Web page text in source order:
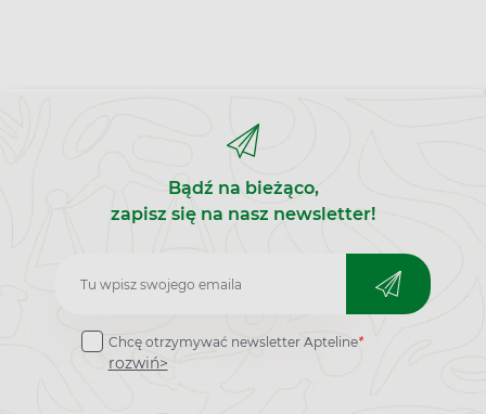
Bądź na bieżąco,
zapisz się na nasz newsletter!
Zapisz
do
newslettera
Chcę otrzymywać newsletter Apteline*
rozwiń>